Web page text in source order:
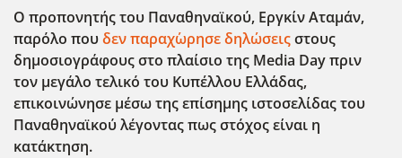
Ο προπονητής του Παναθηναϊκού, Εργκίν Αταμάν,
παρόλο πουδεν παραχ΄ωρησε δηλώσειςστους
δημοσιογράφους στο πλαίσιο της Media Day πριν
τον μεγάλο τελικό του Κυπέλλου Ελλάδας,
επικοινώνησε μέσω της επίσημης ιστοσελίδας του
Παναθηναϊκού λέγοντας πως στόχος είναι η
κατάκτηση.